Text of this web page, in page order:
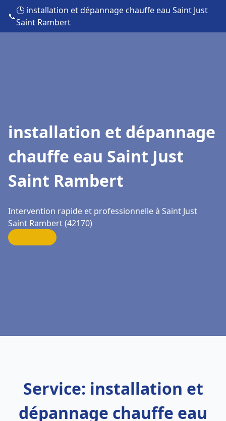
📞
🕒 installation et dépannage chauffe eau Saint Just
Saint Rambert
installation et dépannage
chauffe eau Saint Just
Saint Rambert
Intervention rapide et professionnelle à Saint Just
Saint Rambert (42170)
Service: installation et
dépannage chauffe eau